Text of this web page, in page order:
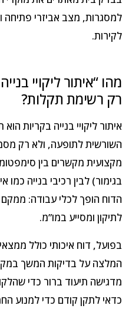
למסגרות, מצב אביזרי פתיחה
לקירות.
מהו “איתור ליקויי
רק רשימת תקלות?
איתור ליקויי בנייה בקריות
השורשית לתופעה, ולא רק
מקצועית מקשרים בין
בגימור) לבין רכיבי בנייה כמו
הדוח הופך לכלי עבודה:
לתיקון ומסייע במו”מ.
בפועל, דוח איכותי כולל
המלצה על בדיקות המשך
מדגישה תיעוד ברור כדי
כדאי לתקן קודם כדי למנוע